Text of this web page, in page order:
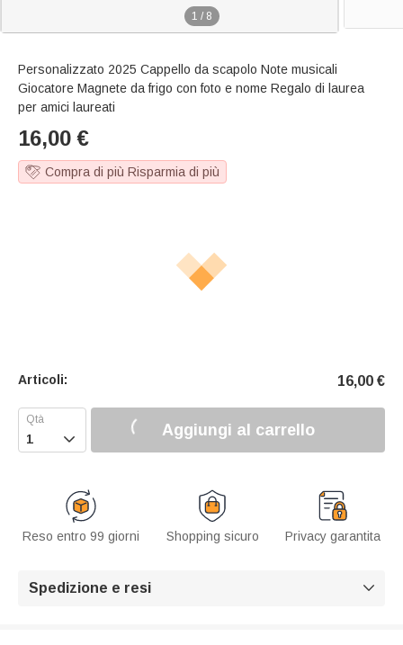
1 / 8
Personalizzato 2025 Cappello da scapolo Note musicali
Giocatore Magnete da frigo con foto e nome Regalo di laurea
per amici laureati
16,00 €
Compra di più Risparmia di più
Articoli: 16,00 €
 Aggiungi al carrello
Reso entro 99 giorni Shopping sicuro Privacy garantita
Spedizione e resi 